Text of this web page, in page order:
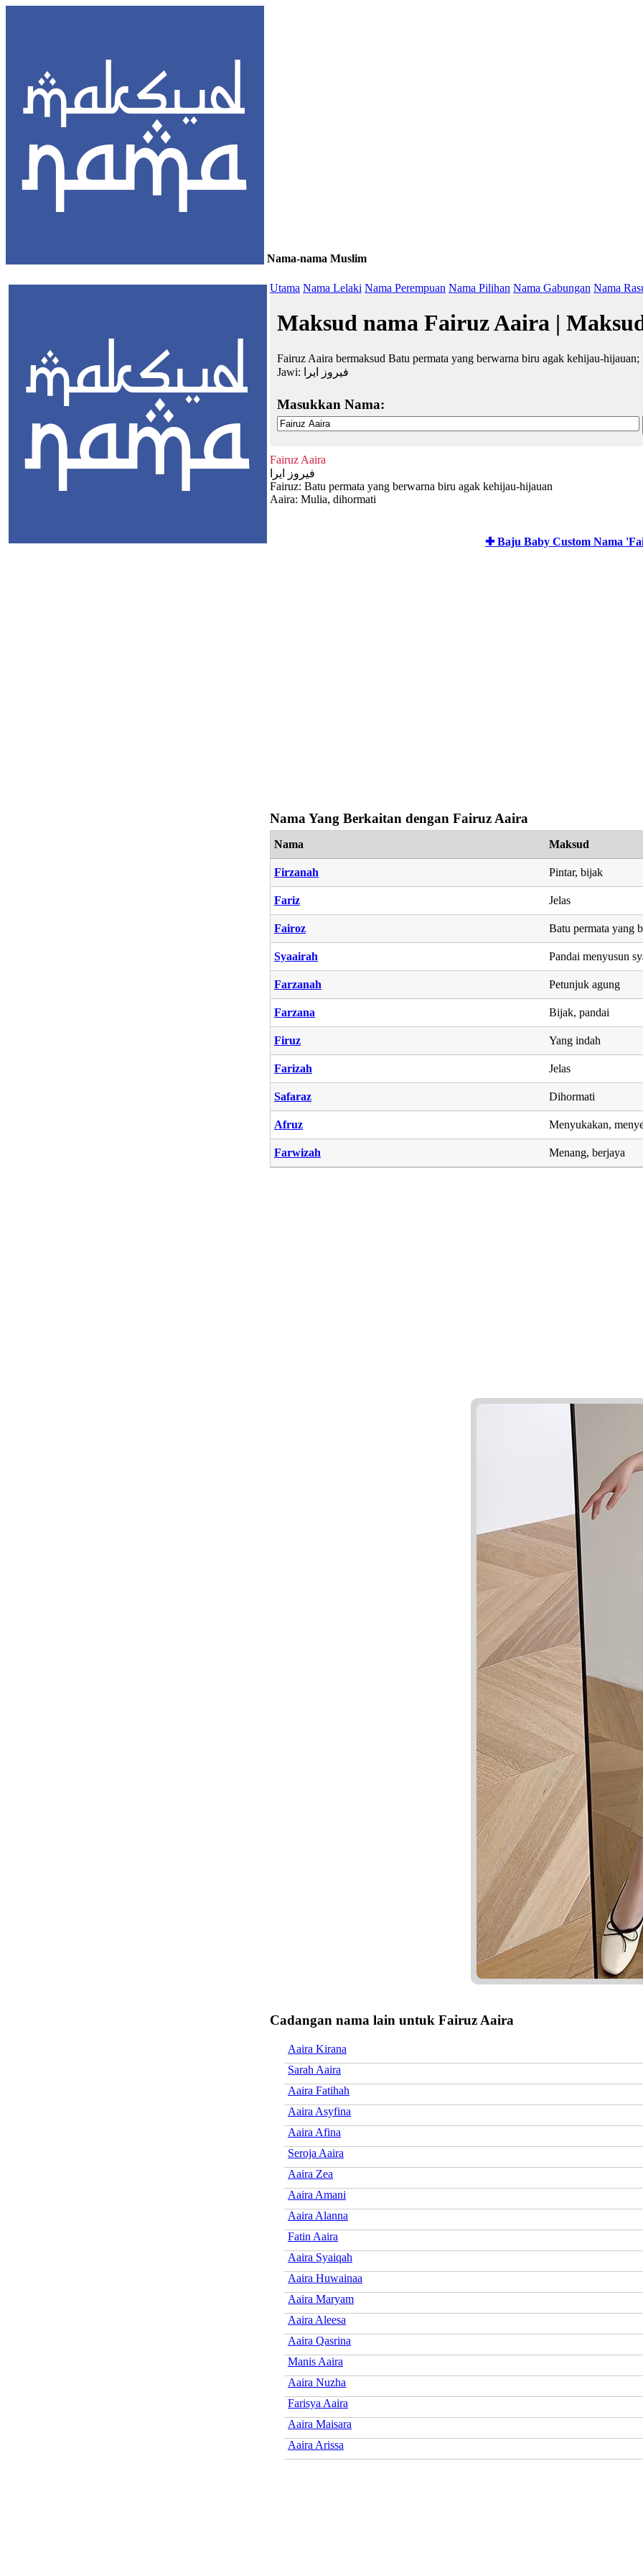
Nama-nama Muslim
Utama Nama Lelaki Nama Perempuan Nama Pilihan Nama Gabungan Nama
Maksud nama Fairuz Aaira |
Fairuz Aaira bermaksud Batu permata yang berwarna biru agak kehijau-
Jawi:
فيروز ایرا
Masukkan Nama:
Fairuz Aaira
فيروز ایرا
Fairuz: Batu permata yang berwarna biru agak kehijau-hijauan
Aaira: Mulia, dihormati
✚ Baju Baby Custom Nama
Nama Yang Berkaitan dengan Fairuz Aaira
Nama Maksud
Firzanah Pintar, bijak
Fariz Jelas
Fairoz Batu permata yang
Syaairah Pandai menyusun
Farzanah Petunjuk agung
Farzana Bijak, pandai
Firuz Yang indah
Farizah Jelas
Safaraz Dihormati
Afruz Menyukakan,
Farwizah Menang, berjaya
Cadangan nama lain untuk Fairuz Aaira
Aaira Kirana
Sarah Aaira
Aaira Fatihah
Aaira Asyfina
Aaira Afina
Seroja Aaira
Aaira Zea
Aaira Amani
Aaira Alanna
Fatin Aaira
Aaira Syaiqah
Aaira Huwainaa
Aaira Maryam
Aaira Aleesa
Aaira Qasrina
Manis Aaira
Aaira Nuzha
Farisya Aaira
Aaira Maisara
Aaira Arissa